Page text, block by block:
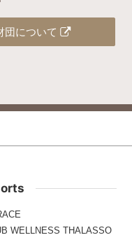
団について
WELLNESS THALASSO